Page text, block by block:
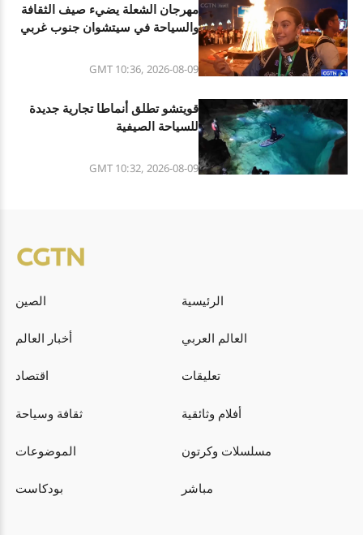
مهرجان الشعلة يضيء صيف الثقافة
والسياحة في سيتشوان جنوب غربي
GMT 10:36, 2026-08-09
قويتشو تطلق أنماطا تجارية جديدة
للسياحة الصيفية
GMT 10:32, 2026-08-09
الصين الرئيسية
أخبار العالم العالم العربي
اقتصاد تعليقات
ثقافة وسياحة أفلام وثائقية
الموضوعات مسلسلات وكرتون
بودكاست مباشر